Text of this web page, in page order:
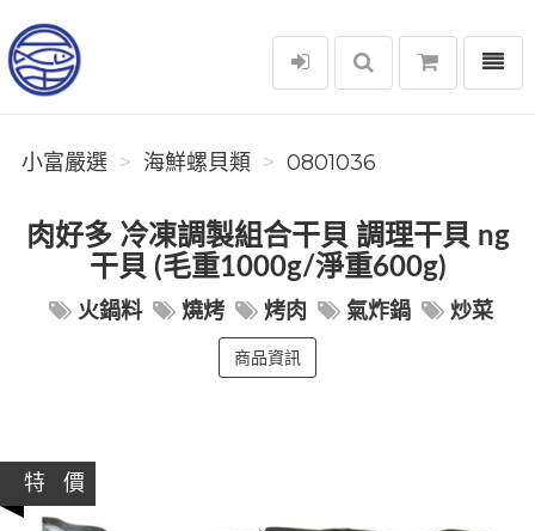
小富嚴選
選單
小富嚴選 海鮮螺貝類 0801036
肉好多 冷凍調製組合干貝 調理干貝 ng
干貝 (毛重1000g/淨重600g)
火鍋料 燒烤 烤肉 氣炸鍋 炒菜
商品資訊
特 價